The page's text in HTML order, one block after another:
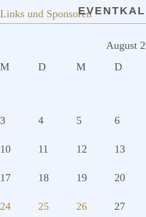
Links und Sponsoren
August
M
D M D
3 4 5 6
10 11 12 13
17 18 19 20
24 25 26 27